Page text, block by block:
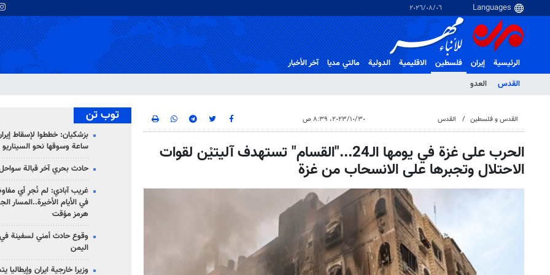
٠٦‏/٠٨‏/٢٠٢٦
الرئيسية إيران
فلسطین
القدس
العدو
الاقلیمیة الدولية مالتي مدیا آخر الأخبار
القدس و فلسطین القدس ٣٠‏/١٠‏/٢٠٢٣، ٨:٣٩ ص
الحرب على غزة في يومها الـ24..."القسام" تستهدف آليتيْن لقوات
الاحتلال وتجبرها على الانسحاب من غزة
توب تن
ساعة وسوقها نحو
حادث بحري آخر قبالة
غريب آبادي: لم نُجرِ أي
في الأيام الأخيرة..المسار
هرمز مؤقت
وقوع حادث أمني لسفينة
اليمن
وزيرا خارجية ايران وإيطاليا